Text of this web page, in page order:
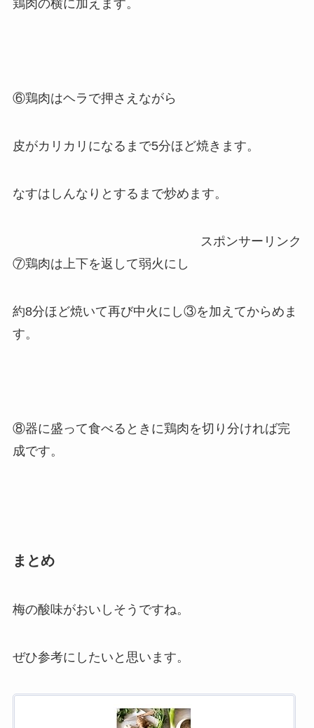
鶏肉の横に加えます。
⑥鶏肉はヘラで押さえながら
皮がカリカリになるまで5分ほど焼きます。
なすはしんなりとするまで炒めます。
スポンサーリンク
⑦鶏肉は上下を返して弱火にし
約8分ほど焼いて再び中火にし③を加えてからめま
す。
⑧器に盛って食べるときに鶏肉を切り分ければ完
成です。
まとめ
梅の酸味がおいしそうですね。
ぜひ参考にしたいと思います。